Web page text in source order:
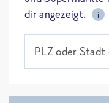
dir angezeigt.
i
PLZ oder Stadt